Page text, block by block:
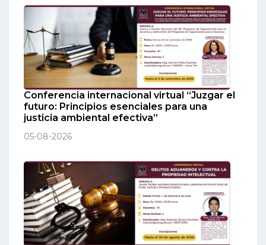
Conferencia internacional virtual “Juzgar el
futuro: Principios esenciales para una
justicia ambiental efectiva”
05-08-2026